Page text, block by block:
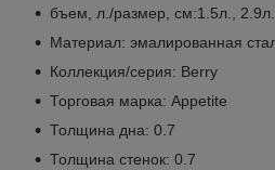
бъем, л./размер, см:1.5л.,
Материал: эмалированная
Коллекция/серия: Berry
Торговая марка: Appetite
Толщина дна: 0.7
Толщина стенок: 0.7